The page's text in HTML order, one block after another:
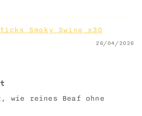
Smoky Swing x30
26/04/2026
wie reines Beaf ohne